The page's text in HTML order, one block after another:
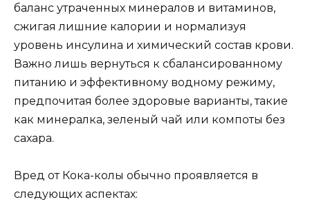
баланс утраченных минералов и витаминов,
сжигая лишние калории и нормализуя
уровень инсулина и химический состав крови.
Важно лишь вернуться к сбалансированному
питанию и эффективному водному режиму,
предпочитая более здоровые варианты, такие
как минералка, зеленый чай или компоты без
сахара.
Вред от Кока-колы обычно проявляется в
следующих аспектах: